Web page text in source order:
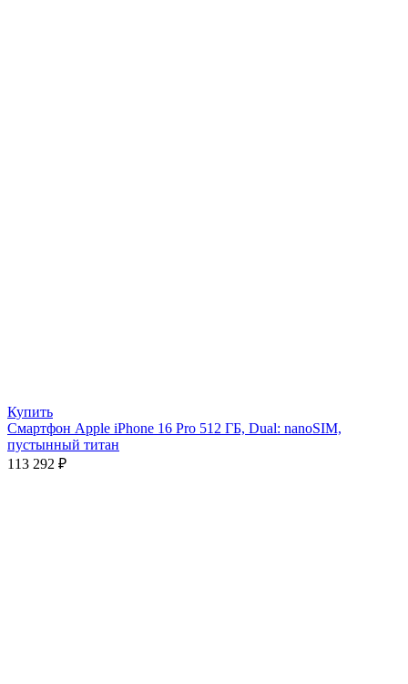
Купить
Смартфон Apple iPhone 16 Pro 512 ГБ, Dual: nanoSIM,
пустынный титан
113 292 ₽